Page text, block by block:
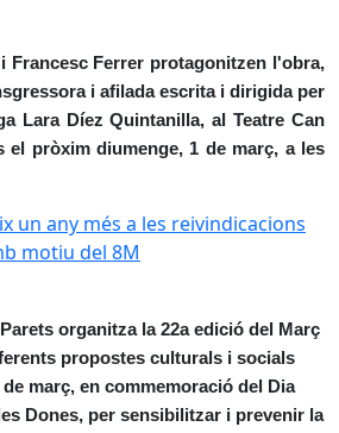
Francesc Ferrer protagonitzen l'obra,
i afilada escrita i dirigida per
Lara Díez Quintanilla, al Teatre Can
el pròxim diumenge, 1 de març, a les
un any més a les reivindicacions
un any més a les reivindicacions
motiu del 8M
organitza la 22a edició del Març
propostes culturals i socials
març, en commemoració del Dia
Dones, per sensibilitzar i prevenir la